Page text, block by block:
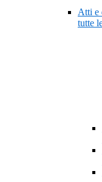
Atti e
tutte